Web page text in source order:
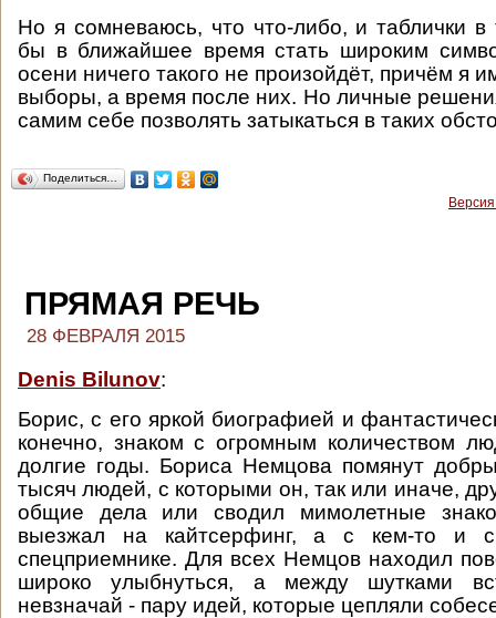
Но я сомневаюсь, что что-либо, и таблички в
бы в ближайшее время стать широким
осени ничего такого не произойдёт, причём я
выборы, а время после них. Но личные
самим себе позволять затыкаться в таких
Поделиться…
ПРЯМАЯ РЕЧЬ
28 ФЕВРАЛЯ 2015
Denis Bilunov:
Борис, с его яркой биографией и
конечно, знаком с огромным количеством
долгие годы. Бориса Немцова помянут
тысяч людей, с которыми он, так или иначе,
общие дела или сводил мимолетные
выезжал на кайтсерфинг, а с кем-то и
спецприемнике. Для всех Немцов находил
широко улыбнуться, а между шутками
невзначай - пару идей, которые цепляли